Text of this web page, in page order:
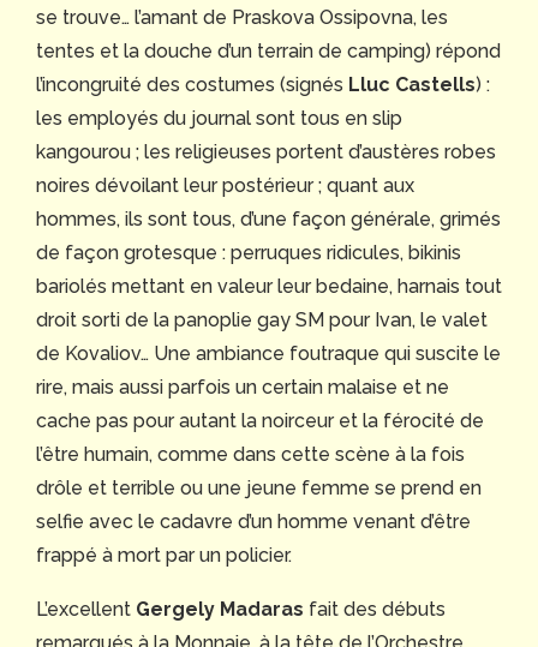
se trouve… l’amant de Praskova Ossipovna, les
tentes et la douche d’un terrain de camping) répond
l’incongruité des costumes (signés Lluc Castells) :
les employés du journal sont tous en slip
kangourou ; les religieuses portent d’austères robes
noires dévoilant leur postérieur ; quant aux
hommes, ils sont tous, d’une façon générale, grimés
de façon grotesque : perruques ridicules, bikinis
bariolés mettant en valeur leur bedaine, harnais tout
droit sorti de la panoplie gay SM pour Ivan, le valet
de Kovaliov… Une ambiance foutraque qui suscite le
rire, mais aussi parfois un certain malaise et ne
cache pas pour autant la noirceur et la férocité de
l’être humain, comme dans cette scène à la fois
drôle et terrible ou une jeune femme se prend en
selfie avec le cadavre d’un homme venant d’être
frappé à mort par un policier.
L’excellent Gergely Madaras fait des débuts